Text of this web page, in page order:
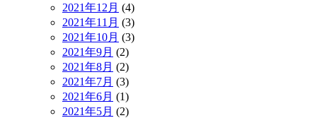
2021年12月 (4)
2021年11月 (3)
2021年10月 (3)
2021年9月 (2)
2021年8月 (2)
2021年7月 (3)
2021年6月 (1)
2021年5月 (2)